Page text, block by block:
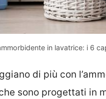
in lavatrice: i 6
di più con
sono progettati in